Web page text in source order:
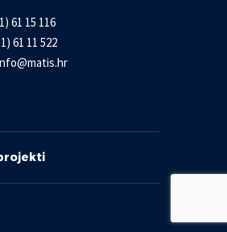
61 15 116
61 11 522